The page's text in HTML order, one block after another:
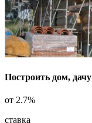
Построить дом, дачу
от 2.7%
ставка